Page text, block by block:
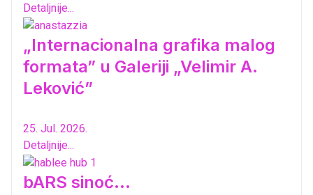
Detaljnije...
„Internacionalna grafika malog
formata” u Galeriji „Velimir A.
Leković”
25. Jul. 2026.
Detaljnije...
bARS sinoć...